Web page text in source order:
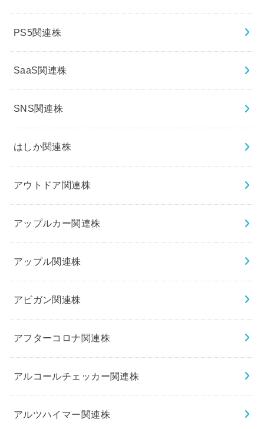
PS5関連株
SaaS関連株
SNS関連株
はしか関連株
アウトドア関連株
アップルカー関連株
アップル関連株
アビガン関連株
アフターコロナ関連株
アルコールチェッカー関連株
アルツハイマー関連株